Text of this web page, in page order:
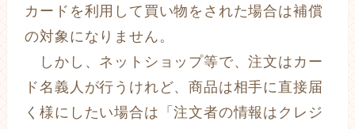
カードを利用して買い物をされた場合は補償
の対象になりません。
しかし、ネットショップ等で、注文はカー
ド名義人が行うけれど、商品は相手に直接届
く様にしたい場合は「注文者の情報はクレジ